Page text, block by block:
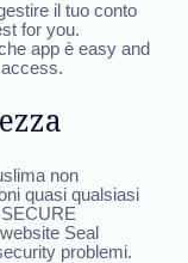
il tuo conto
for you.
app è easy and
non
quasi qualsiasi
Seal
problemi.